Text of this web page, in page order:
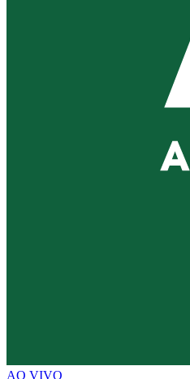
AO VIVO